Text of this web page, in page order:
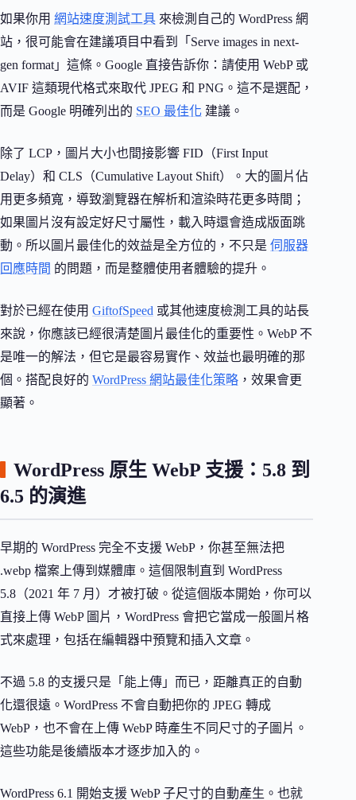
如果你用 網站速度測試工具 來檢測自己的 WordPress 網
站，很可能會在建議項目中看到「Serve images in next-
gen format」這條。Google 直接告訴你：請使用 WebP 或
AVIF 這類現代格式來取代 JPEG 和 PNG。這不是選配，
而是 Google 明確列出的 SEO 最佳化 建議。
除了 LCP，圖片大小也間接影響 FID（First Input
Delay）和 CLS（Cumulative Layout Shift）。大的圖片佔
用更多頻寬，導致瀏覽器在解析和渲染時花更多時間；
如果圖片沒有設定好尺寸屬性，載入時還會造成版面跳
動。所以圖片最佳化的效益是全方位的，不只是 伺服器
回應時間 的問題，而是整體使用者體驗的提升。
對於已經在使用 GiftofSpeed 或其他速度檢測工具的站長
來說，你應該已經很清楚圖片最佳化的重要性。WebP 不
是唯一的解法，但它是最容易實作、效益也最明確的那
個。搭配良好的 WordPress 網站最佳化策略 ，效果會更
顯著。
WordPress 原生 WebP 支援：5.8 到
6.5 的演進
早期的 WordPress 完全不支援 WebP，你甚至無法把
.webp 檔案上傳到媒體庫。這個限制直到 WordPress
5.8（2021 年 7 月）才被打破。從這個版本開始，你可以
直接上傳 WebP 圖片，WordPress 會把它當成一般圖片格
式來處理，包括在編輯器中預覽和插入文章。
不過 5.8 的支援只是「能上傳」而已，距離真正的自動
化還很遠。WordPress 不會自動把你的 JPEG 轉成
WebP，也不會在上傳 WebP 時產生不同尺寸的子圖片。
這些功能是後續版本才逐步加入的。
WordPress 6.1 開始支援 WebP 子尺寸的自動產生。也就